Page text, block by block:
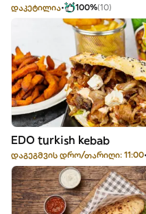
დაკეტილია 100%(10)
EDO turkish kebab
დაგეგმვის დრო/თარიღი: 11:00